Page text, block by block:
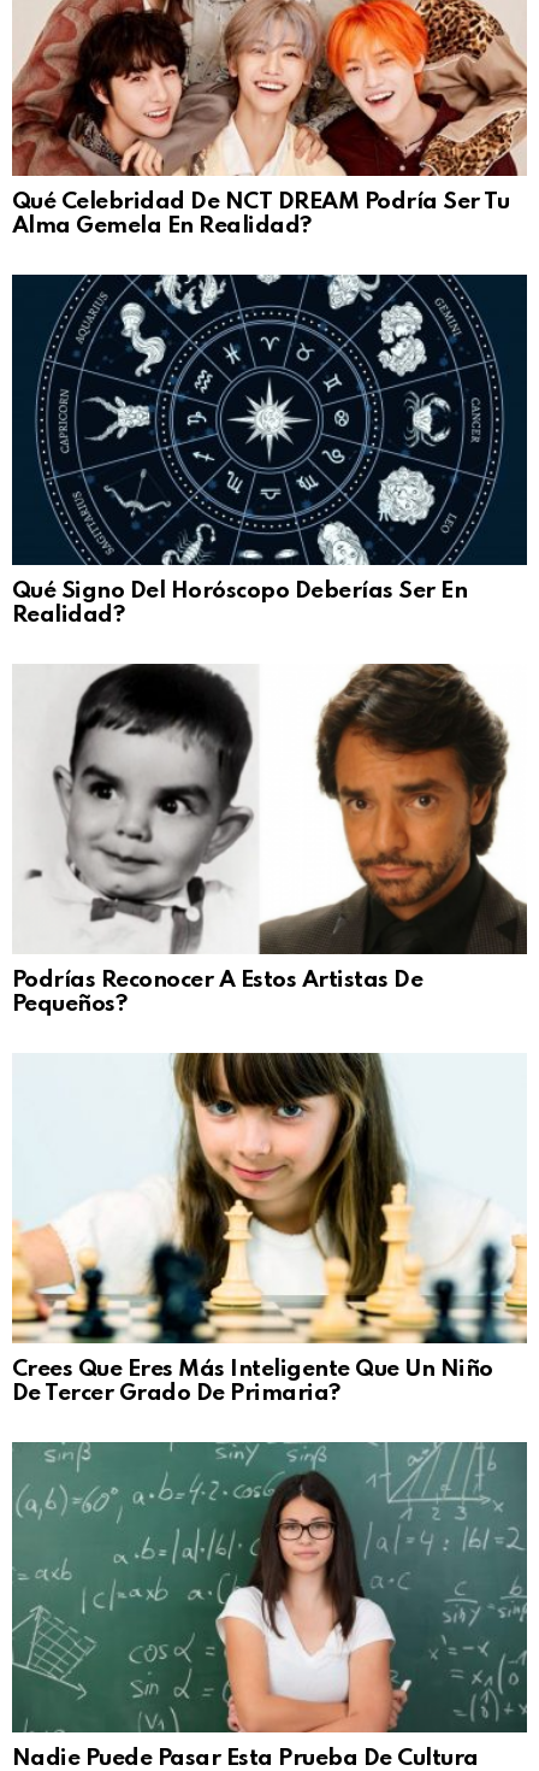
Qué Celebridad De NCT DREAM Podría Ser Tu
Alma Gemela En Realidad?
Qué Signo Del Horóscopo Deberías Ser En
Realidad?
Podrías Reconocer A Estos Artistas De
Pequeños?
Crees Que Eres Más Inteligente Que Un Niño
De Tercer Grado De Primaria?
Nadie Puede Pasar Esta Prueba De Cultura